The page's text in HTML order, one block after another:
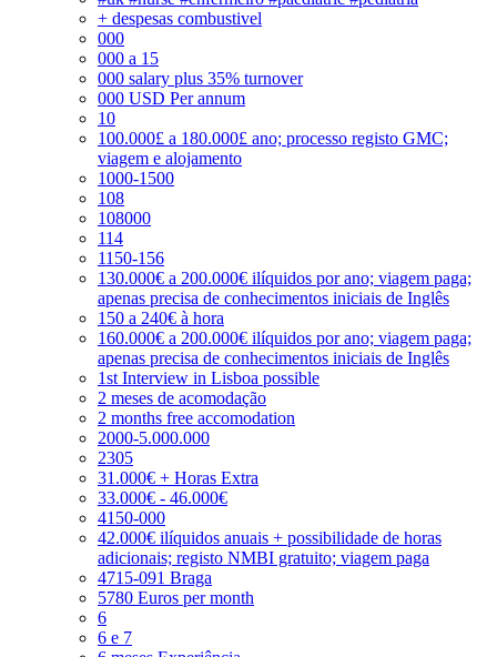
+ despesas combustivel
000
000 a 15
000 salary plus 35% turnover
000 USD Per annum
10
100.000£ a 180.000£ ano; processo registo GMC;
viagem e alojamento
1000-1500
108
108000
114
1150-156
130.000€ a 200.000€ ilíquidos por ano; viagem paga;
apenas precisa de conhecimentos iniciais de Inglês
150 a 240€ à hora
160.000€ a 200.000€ ilíquidos por ano; viagem paga;
apenas precisa de conhecimentos iniciais de Inglês
1st Interview in Lisboa possible
2 meses de acomodação
2 months free accomodation
2000-5.000.000
2305
31.000€ + Horas Extra
33.000€ - 46.000€
4150-000
42.000€ ilíquidos anuais + possibilidade de horas
adicionais; registo NMBI gratuito; viagem paga
4715-091 Braga
5780 Euros per month
6
6 e 7